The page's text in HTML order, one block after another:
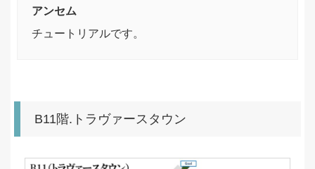
アンセム
チュートリアルです。
B11階.トラヴァースタウン